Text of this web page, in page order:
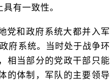
有一致性。
党和政府系统大都并入军
府系统。当时处于战争环
相当部分的党政干部只能
的体制，军队的主要领导